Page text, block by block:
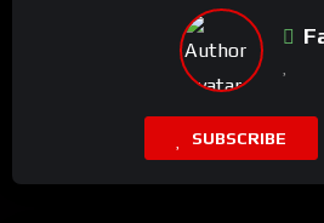
SUBSCRIBE